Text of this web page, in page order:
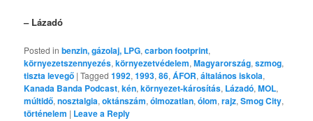
– Lázadó
Posted in benzin, gázolaj, LPG,carbon footprint,
környezetszennyezés,környezetvédelem,Magyarország,szmog,
tiszta levegő |Tagged 1992,1993,86,ÁFOR,általános iskola,
Kanada Banda Podcast,kén,környezet-károsítás, Lázadó,MOL,
múltidő,nosztalgia,oktánszám,ólmozatlan,ólom,rajz,Smog City,
történelem | Leave a Reply